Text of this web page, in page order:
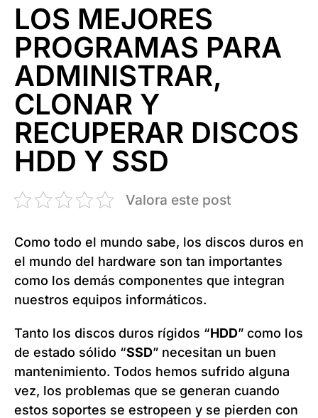
LOS MEJORES
PROGRAMAS PARA
ADMINISTRAR,
CLONAR Y
RECUPERAR DISCOS
HDD Y SSD
Valora este post
Como todo el mundo sabe, los discos duros en
el mundo del hardware son tan importantes
como los demás componentes que integran
nuestros equipos informáticos.
Tanto los discos duros rígidos “HDD” como los
de estado sólido “SSD” necesitan un buen
mantenimiento. Todos hemos sufrido alguna
vez, los problemas que se generan cuando
estos soportes se estropeen y se pierden con